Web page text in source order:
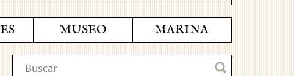
MUSEO MARINA